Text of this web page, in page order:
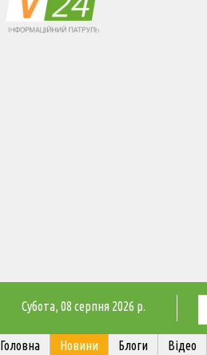
Субота, 08 серпня 2026 р.
Головна Новини Блоги Відео